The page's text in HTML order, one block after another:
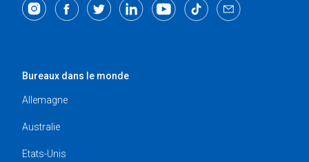
Bureaux dans le monde
Allemagne
Australie
Etats-Unis